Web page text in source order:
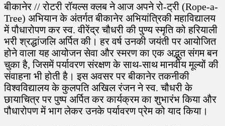
बीकानेर // रोटरी रॉयल्स क्लब ने आज अपने रो-ट्री (Rope-a-
Tree) अभियान के अंतर्गत बीकानेर अभियांत्रिकी महाविद्यालय
में पौधारोपण कर स्व. वीरेंद्र चौधरी की पुण्य स्मृति को हरियाली
भरी श्रद्धांजलि अर्पित की। हर वर्ष उनकी जयंती पर आयोजित
होने वाला यह आयोजन सेवा और स्मरण का एक अद्भुत संगम बन
चुका है, जिसमें पर्यावरण संरक्षण के साथ-साथ मानवीय मूल्यों की
संवाहना भी होती है। इस अवसर पर बीकानेर तकनीकी
विश्वविद्यालय के कुलपति अखिल रंजन ने स्व. चौधरी के
छायाचित्र पर पुष्प अर्पित कर कार्यक्रम का शुभारंभ किया और
पौधारोपण में भाग लेकर उनके पर्यावरण प्रेम को याद किया।